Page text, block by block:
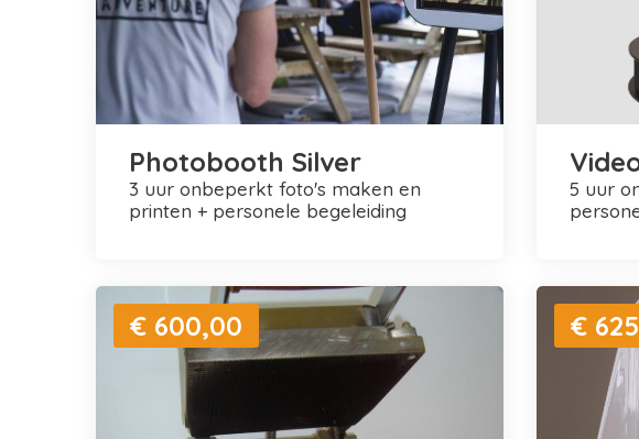
Photobooth Silver
3 uur onbeperkt foto's maken en
printen + personele begeleiding
5 uur onbeperkt video's maken +
€ 600,00 €